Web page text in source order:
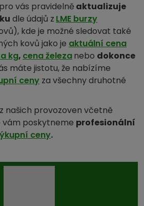
pro vás pravidelně aktualizuje
dle údajů z LME burzy
kde je možné sledovat také
kovů jako je aktuální cena
kg, cena železanebo dokonce
máte jistotu, že nabízíme
ceny za všechny druhotné
našich provozoven včetně
vám poskytneme profesionální
ceny.